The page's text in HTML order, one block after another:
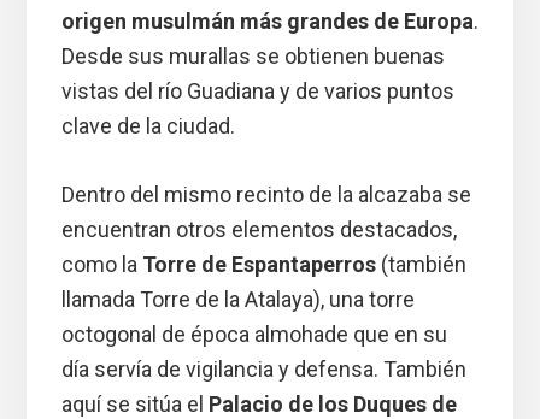
origen musulmán más grandes de Europa.
Desde sus murallas se obtienen buenas
vistas del río Guadiana y de varios puntos
clave de la ciudad.
Dentro del mismo recinto de la alcazaba se
encuentran otros elementos destacados,
como la Torre de Espantaperros(también
llamada Torre de la Atalaya), una torre
octogonal de época almohade que en su
día servía de vigilancia y defensa. También
aquí se sitúa el Palacio de los Duques de